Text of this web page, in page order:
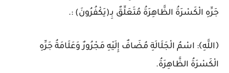
جَرِّهِ الْكَسْرَةُ الظَّاهِرَةُ مُتَعَلِّقٌ بِـ(يَكْفُرُونَ) :.
﴿اللَّهِ﴾: اسْمُ الْجَلَالَةِ مُضَافٌ إِلَيْهِ مَجْرُورٌ وَعَلَامَةُ جَرِّهِ
الْكَسْرَةُ الظَّاهِرَةُ.